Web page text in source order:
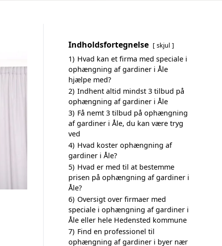
Indholdsfortegnelse skjul
1) Hvad kan et firma med speciale i
ophængning af gardiner i Åle
hjælpe med?
2) Indhent altid mindst 3 tilbud på
ophængning af gardiner i Åle
3) Få nemt 3 tilbud på ophængning
af gardiner i Åle, du kan være tryg
ved
4) Hvad koster ophængning af
gardiner i Åle?
5) Hvad er med til at bestemme
prisen på ophængning af gardiner i
Åle?
6) Oversigt over firmaer med
speciale i ophængning af gardiner i
Åle eller hele Hedensted kommune
7) Find en professionel til
ophængning af gardiner i byer nær